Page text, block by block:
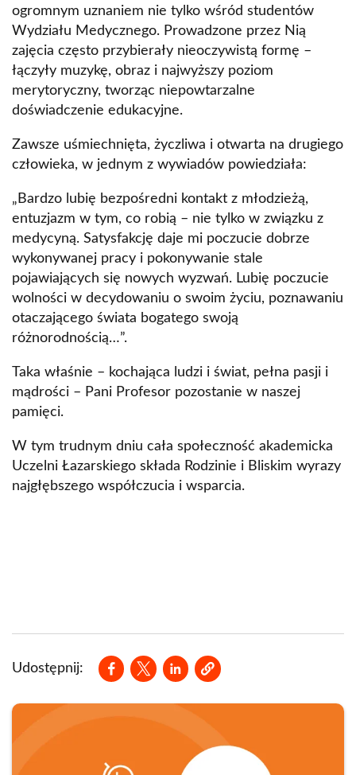
ogromnym uznaniem nie tylko wśród studentów
Wydziału Medycznego. Prowadzone przez Nią
zajęcia często przybierały nieoczywistą formę –
łączyły muzykę, obraz i najwyższy poziom
merytoryczny, tworząc niepowtarzalne
doświadczenie edukacyjne.
Zawsze uśmiechnięta, życzliwa i otwarta na drugiego
człowieka, w jednym z wywiadów powiedziała:
„Bardzo lubię bezpośredni kontakt z młodzieżą,
entuzjazm w tym, co robią – nie tylko w związku z
medycyną. Satysfakcję daje mi poczucie dobrze
wykonywanej pracy i pokonywanie stale
pojawiających się nowych wyzwań. Lubię poczucie
wolności w decydowaniu o swoim życiu, poznawaniu
otaczającego świata bogatego swoją
różnorodnością…”.
Taka właśnie – kochająca ludzi i świat, pełna pasji i
mądrości – Pani Profesor pozostanie w naszej
pamięci.
W tym trudnym dniu cała społeczność akademicka
Uczelni Łazarskiego składa Rodzinie i Bliskim wyrazy
najgłębszego współczucia i wsparcia.
Udostępnij:
Opens in a new window
Opens in a new window
Opens in a new window